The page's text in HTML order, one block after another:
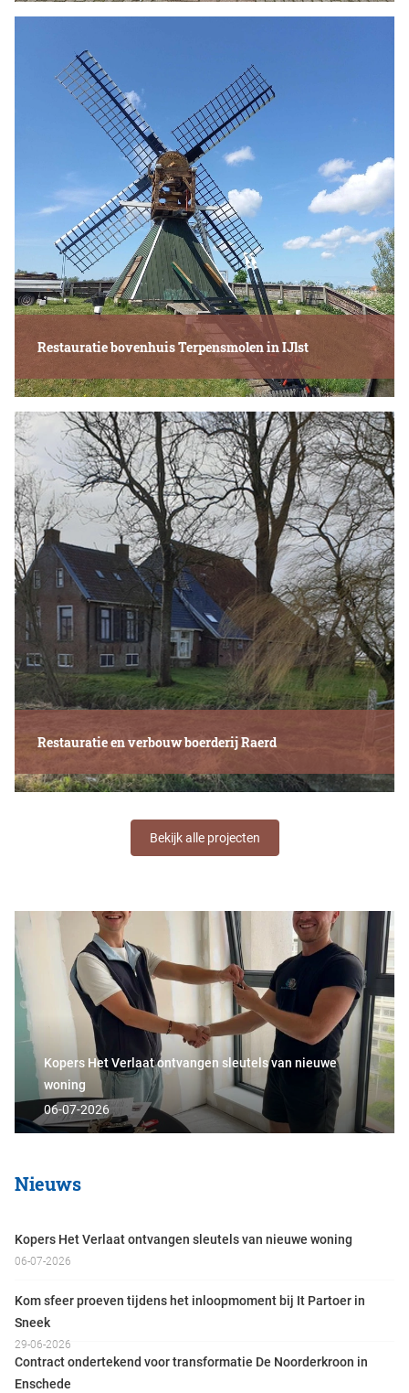
Restauratie bovenhuis Terpensmolen in IJlst
Restauratie en verbouw boerderij Raerd
Bekijk alle projecten
Nieuws
Kopers Het Verlaat ontvangen sleutels van nieuwe woning
06-07-2026
Kom sfeer proeven tijdens het inloopmoment bij It Partoer in
Sneek
29-06-2026
Contract ondertekend voor transformatie De Noorderkroon in
Enschede
Kopers Het Verlaat ontvangen sleutels van nieuwe
woning
06-07-2026